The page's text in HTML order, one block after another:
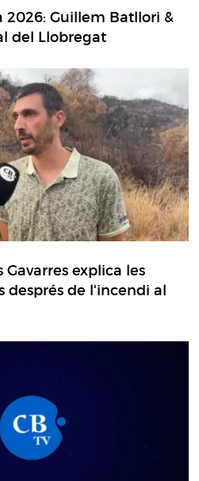
2026: Guillem Batllori &
del Llobregat
Gavarres explica les
després de l'incendi al